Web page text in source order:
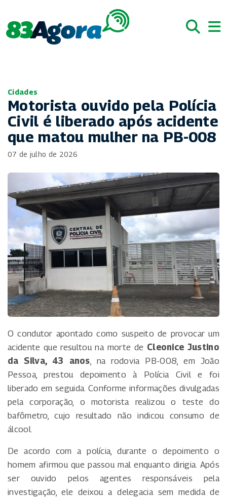
Cidades
Motorista ouvido pela Polícia
Civil é liberado após acidente
que matou mulher na PB-008
07 de julho de 2026
O condutor apontado como suspeito de provocar um
acidente que resultou na morte de Cleonice Justino
da Silva, 43 anos, na rodovia PB-008, em João
Pessoa, prestou depoimento à Polícia Civil e foi
liberado em seguida. Conforme informações divulgadas
pela corporação, o motorista realizou o teste do
bafômetro, cujo resultado não indicou consumo de
álcool.
De acordo com a polícia, durante o depoimento o
homem afirmou que passou mal enquanto dirigia. Após
ser ouvido pelos agentes responsáveis pela
investigação, ele deixou a delegacia sem medida de